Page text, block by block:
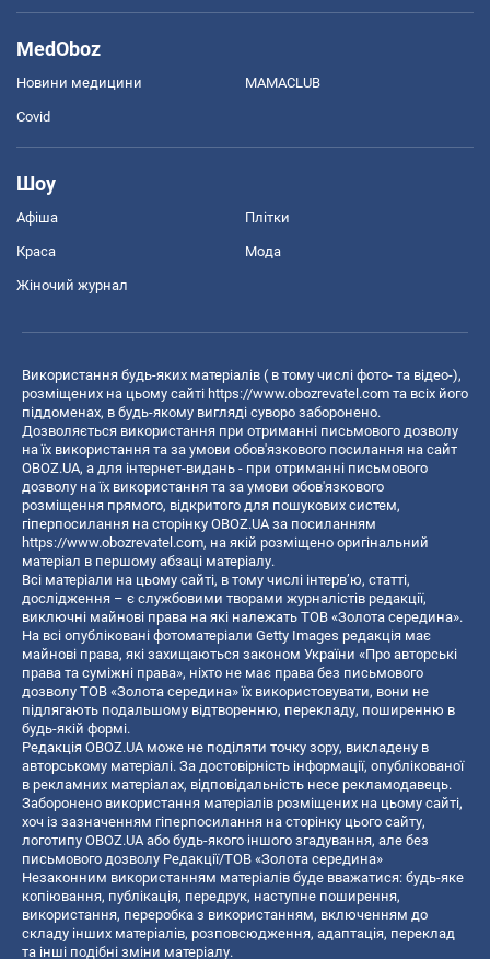
MedOboz
Новини медицини MAMACLUB
Covid
Шоу
Афіша Плітки
Краса Мода
Жіночий журнал
Використання будь-яких матеріалів ( в тому числі фото- та відео-),
розміщених на цьому сайті https://www.obozrevatel.com та всіх його
піддоменах, в будь-якому вигляді суворо заборонено.
Дозволяється використання при отриманні письмового дозволу
на їх використання та за умови обов'язкового посилання на сайт
OBOZ.UA, а для інтернет-видань - при отриманні письмового
дозволу на їх використання та за умови обов'язкового
розміщення прямого, відкритого для пошукових систем,
гіперпосилання на сторінку OBOZ.UA за посиланням
https://www.obozrevatel.com, на якій розміщено оригінальний
матеріал в першому абзаці матеріалу.
Всі матеріали на цьому сайті, в тому числі інтерв’ю, статті,
дослідження – є службовими творами журналістів редакції,
виключні майнові права на які належать ТОВ «Золота середина».
На всі опубліковані фотоматеріали Getty Images редакція має
майнові права, які захищаються законом України «Про авторські
права та суміжні права», ніхто не має права без письмового
дозволу ТОВ «Золота середина» їх використовувати, вони не
підлягають подальшому відтворенню, перекладу, поширенню в
будь-якій формі.
Редакція OBOZ.UA може не поділяти точку зору, викладену в
авторському матеріалі. За достовірність інформації, опублікованої
в рекламних матеріалах, відповідальність несе рекламодавець.
Заборонено використання матеріалів розміщених на цьому сайті,
хоч із зазначенням гіперпосилання на сторінку цього сайту,
логотипу OBOZ.UA або будь-якого іншого згадування, але без
письмового дозволу Редакції/ТОВ «Золота середина»
Незаконним використанням матеріалів буде вважатися: будь-яке
копiювання, публiкацiя, передрук, наступне поширення,
використання, переробка з використанням, включенням до
складу інших матеріалів, розповсюдження, адаптація, переклад
та інші подібні зміни матеріалу.